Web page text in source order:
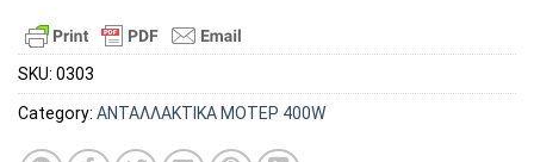
SKU: 0303
Category: ΑΝΤΑΛΛΑΚΤΙΚΑ ΜΟΤΕΡ 400W